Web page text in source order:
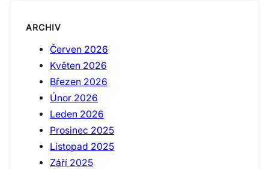
ARCHIV
Červen 2026
Květen 2026
Březen 2026
Únor 2026
Leden 2026
Prosinec 2025
Listopad 2025
Září 2025